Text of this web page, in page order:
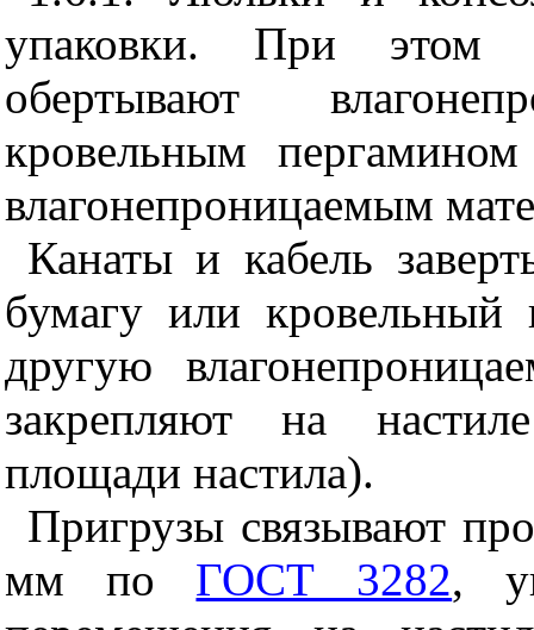
упаковки. При этом
обертывают
кровельным
влагонепроницаемым
Канаты и кабель
бумагу или
другую
закрепляют на
площади настила).
Пригрузы связывают
мм по ГОСТ 3282,